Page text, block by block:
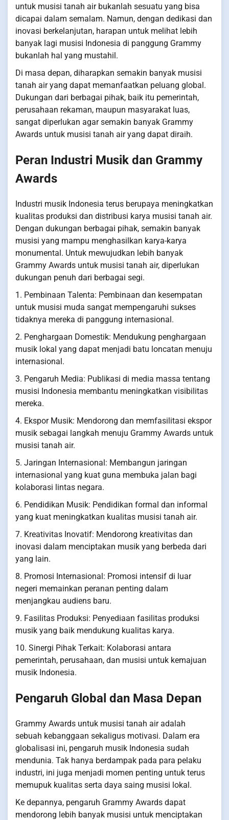
untuk musisi tanah air bukanlah sesuatu yang bisa
dicapai dalam semalam. Namun, dengan dedikasi dan
inovasi berkelanjutan, harapan untuk melihat lebih
banyak lagi musisi Indonesia di panggung Grammy
bukanlah hal yang mustahil.
Di masa depan, diharapkan semakin banyak musisi
tanah air yang dapat memanfaatkan peluang global.
Dukungan dari berbagai pihak, baik itu pemerintah,
perusahaan rekaman, maupun masyarakat luas,
sangat diperlukan agar semakin banyak Grammy
Awards untuk musisi tanah air yang dapat diraih.
Peran Industri Musik dan Grammy
Awards
Industri musik Indonesia terus berupaya meningkatkan
kualitas produksi dan distribusi karya musisi tanah air.
Dengan dukungan berbagai pihak, semakin banyak
musisi yang mampu menghasilkan karya-karya
monumental. Untuk mewujudkan lebih banyak
Grammy Awards untuk musisi tanah air, diperlukan
dukungan penuh dari berbagai segi.
1. Pembinaan Talenta: Pembinaan dan kesempatan
untuk musisi muda sangat mempengaruhi sukses
tidaknya mereka di panggung internasional.
2. Penghargaan Domestik: Mendukung penghargaan
musik lokal yang dapat menjadi batu loncatan menuju
internasional.
3. Pengaruh Media: Publikasi di media massa tentang
musisi Indonesia membantu meningkatkan visibilitas
mereka.
4. Ekspor Musik: Mendorong dan memfasilitasi ekspor
musik sebagai langkah menuju Grammy Awards untuk
musisi tanah air.
5. Jaringan Internasional: Membangun jaringan
internasional yang kuat guna membuka jalan bagi
kolaborasi lintas negara.
6. Pendidikan Musik: Pendidikan formal dan informal
yang kuat meningkatkan kualitas musisi tanah air.
7. Kreativitas Inovatif: Mendorong kreativitas dan
inovasi dalam menciptakan musik yang berbeda dari
yang lain.
8. Promosi Internasional: Promosi intensif di luar
negeri memainkan peranan penting dalam
menjangkau audiens baru.
9. Fasilitas Produksi: Penyediaan fasilitas produksi
musik yang baik mendukung kualitas karya.
10. Sinergi Pihak Terkait: Kolaborasi antara
pemerintah, perusahaan, dan musisi untuk kemajuan
musik Indonesia.
Pengaruh Global dan Masa Depan
Grammy Awards untuk musisi tanah air adalah
sebuah kebanggaan sekaligus motivasi. Dalam era
globalisasi ini, pengaruh musik Indonesia sudah
mendunia. Tak hanya berdampak pada para pelaku
industri, ini juga menjadi momen penting untuk terus
memupuk kualitas serta daya saing musisi lokal.
Ke depannya, pengaruh Grammy Awards dapat
mendorong lebih banyak musisi untuk menciptakan